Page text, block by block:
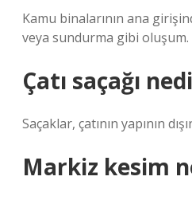
Kamu binalarının ana
veya sundurma gibi oluşum.
Çatı saçağı
Saçaklar, çatının yapının
Markiz kesim